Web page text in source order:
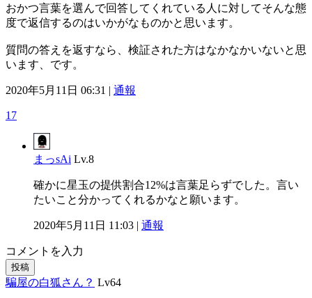
おかつ言葉を選んで回答してくれている人に対してそんな態
度で返信するのはいかがなものかと思います。
質問の答えを返すなら、検証された方はなかなかいないと思
います、です。
2020年5月11日 06:31 | 通報
17
まっsAi Lv.8
確かに星玉の提供割合12%は言葉足らずでした。言い
たいこと分かってくれるかなと願います。
2020年5月11日 11:03 | 通報
コメントを入力
投稿
騙屋の白狐さん？ Lv64